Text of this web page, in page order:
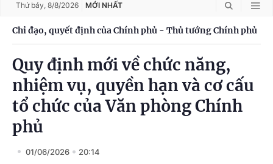
Thứ bảy, 8/8/2026 MỚI NHẤT
Chỉ đạo, quyết định của Chính phủ - Thủ tướng Chính phủ
Quy định mới về chức năng,
nhiệm vụ, quyền hạn và cơ cấu
tổ chức của Văn phòng Chính
phủ
01/06/2026 20:14